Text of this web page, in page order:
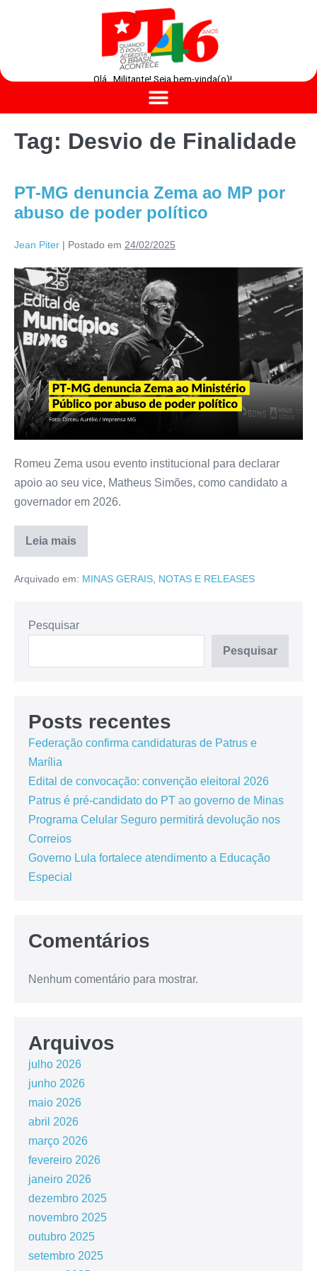
Olá , Militante! Seja bem-vinda(o)!
Tag: Desvio de Finalidade
PT-MG denuncia Zema ao MP por
abuso de poder político
Jean Piter | Postado em 24/02/2025
Romeu Zema usou evento institucional para declarar
apoio ao seu vice, Matheus Simões, como candidato a
governador em 2026.
Leia mais
Arquivado em: MINAS GERAIS NOTAS E RELEASES
Pesquisar
Pesquisar
Posts recentes
Federação confirma candidaturas de Patrus e
Marília
Edital de convocação: convenção eleitoral 2026
Patrus é pré-candidato do PT ao governo de Minas
Programa Celular Seguro permitirá devolução nos
Correios
Governo Lula fortalece atendimento a Educação
Especial
Comentários
Nenhum comentário para mostrar.
Arquivos
julho 2026
junho 2026
maio 2026
abril 2026
março 2026
fevereiro 2026
janeiro 2026
dezembro 2025
novembro 2025
outubro 2025
setembro 2025